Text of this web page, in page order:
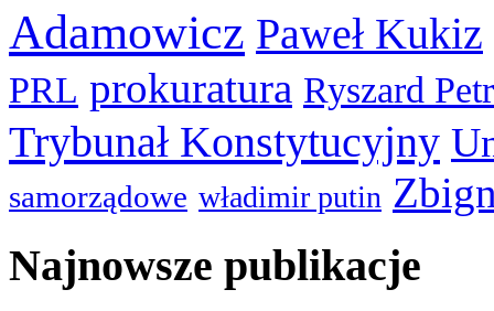
Adamowicz Paweł Kukiz
PRL prokuratura Ryszard
Trybunał Konstytucyjny
samorządowe władimir putin
Najnowsze publikacje